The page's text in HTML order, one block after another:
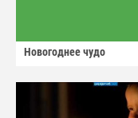
Новогоднее чудо